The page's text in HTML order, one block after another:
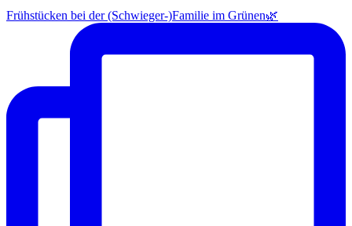
Frühstücken bei der (Schwieger-)Familie im Grünen🌿